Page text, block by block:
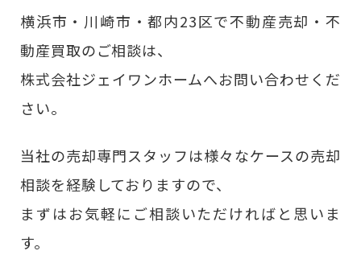
横浜市・川崎市・都内23区で不動産売却・不
動産買取のご相談は、
株式会社ジェイワンホームへお問い合わせくだ
さい。
当社の売却専門スタッフは様々なケースの売却
相談を経験しておりますので、
まずはお気軽にご相談いただければと思いま
す。